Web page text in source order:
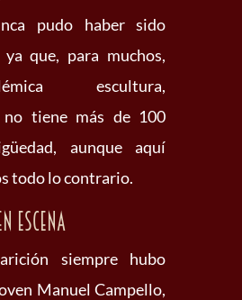
pudo haber sido
que, para muchos,
escultura,
no tiene más de 100
aunque aquí
todo lo contrario.
escena
siempre hubo
Manuel Campello,